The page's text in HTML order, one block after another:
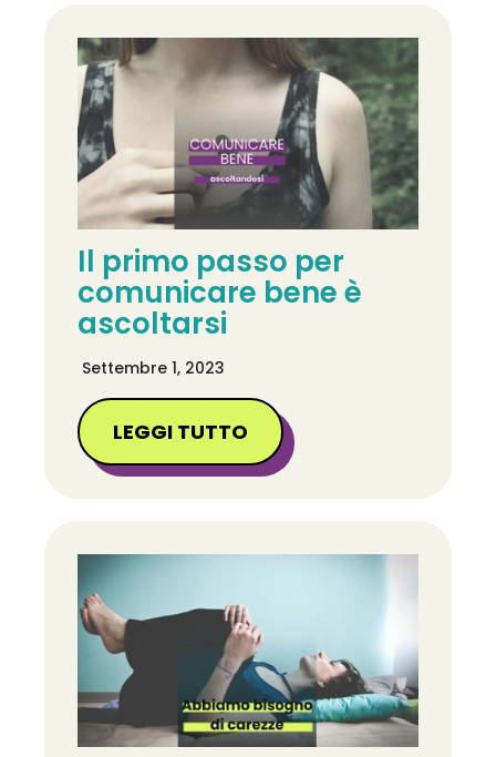
Il primo passo per
comunicare bene è
ascoltarsi
Settembre 1, 2023
LEGGI TUTTO